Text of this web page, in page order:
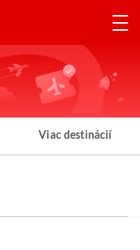
Viac destinácií